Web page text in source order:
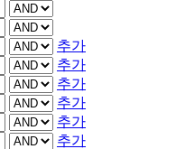
추가
추가
추가
추가
추가
추가